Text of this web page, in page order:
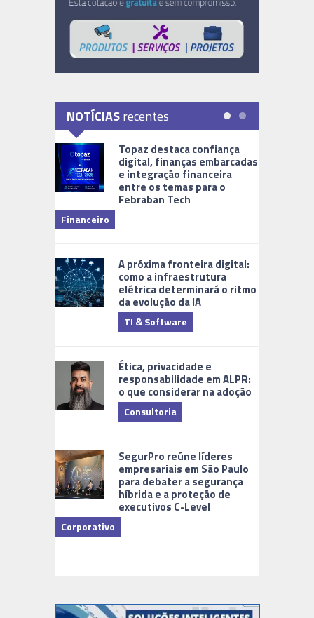
NOTÍCIASrecentes
Topaz destaca confiança
digital, finanças embarcadas
e integração financeira
entre os temas para o
Febraban Tech
Financeiro
A próxima fronteira digital:
como a infraestrutura
elétrica determinará o ritmo
da evolução da IA
TI & Software
Ética, privacidade e
responsabilidade em ALPR:
o que considerar na adoção
Consultoria
SegurPro reúne líderes
empresariais em São Paulo
para debater a segurança
híbrida e a proteção de
executivos C-Level
Corporativo